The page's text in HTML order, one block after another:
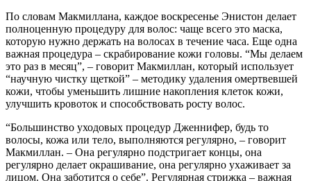
По словам Макмиллана, каждое воскресенье Энистон делает
полноценную процедуру для волос: чаще всего это маска,
которую нужно держать на волосах в течение часа. Еще одна
важная процедура – скрабирование кожи головы. “Мы делаем
это раз в месяц”, – говорит Макмиллан, который использует
“научную чистку щеткой” – методику удаления омертвевшей
кожи, чтобы уменьшить лишние накопления клеток кожи,
улучшить кровоток и способствовать росту волос.
“Большинство уходовых процедур Дженнифер, будь то
волосы, кожа или тело, выполняются регулярно, – говорит
Макмиллан. – Она регулярно подстригает концы, она
регулярно делает окрашивание, она регулярно ухаживает за
лицом. Она заботится о себе”. Регулярная стрижка – важная